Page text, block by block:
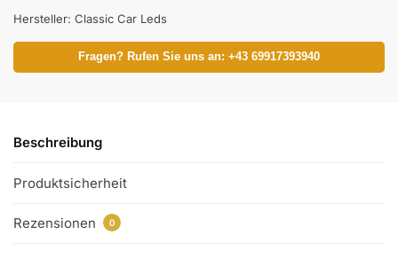
Hersteller: Classic Car Leds
Fragen? Rufen Sie uns an: +43 69917393940
Beschreibung
Produktsicherheit
Rezensionen 0